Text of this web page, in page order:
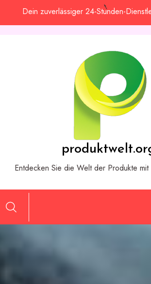
Dein zuverlässiger 24-Stunden-
Entdecken Sie die Welt der Produkte